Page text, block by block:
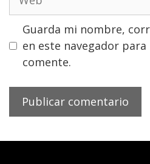
Guarda mi nombre,
en este navegador
comente.